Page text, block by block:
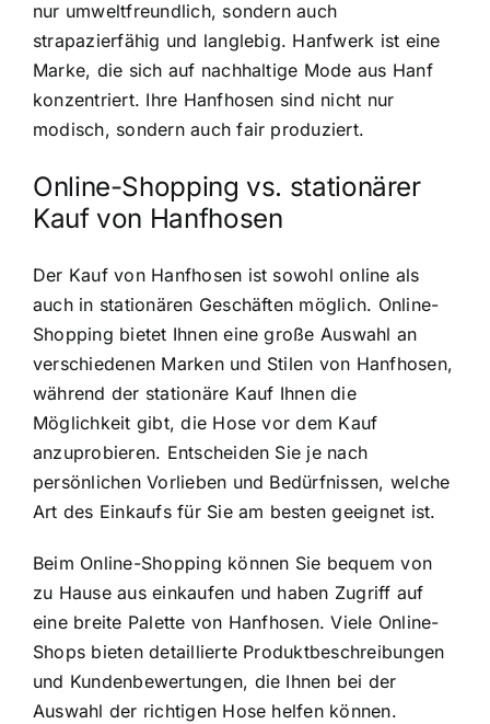
nur umweltfreundlich, sondern auch
strapazierfähig und langlebig. Hanfwerk ist eine
Marke, die sich auf nachhaltige Mode aus Hanf
konzentriert. Ihre Hanfhosen sind nicht nur
modisch, sondern auch fair produziert.
Online-Shopping vs. stationärer
Kauf von Hanfhosen
Der Kauf von Hanfhosen ist sowohl online als
auch in stationären Geschäften möglich. Online-
Shopping bietet Ihnen eine große Auswahl an
verschiedenen Marken und Stilen von Hanfhosen,
während der stationäre Kauf Ihnen die
Möglichkeit gibt, die Hose vor dem Kauf
anzuprobieren. Entscheiden Sie je nach
persönlichen Vorlieben und Bedürfnissen, welche
Art des Einkaufs für Sie am besten geeignet ist.
Beim Online-Shopping können Sie bequem von
zu Hause aus einkaufen und haben Zugriff auf
eine breite Palette von Hanfhosen. Viele Online-
Shops bieten detaillierte Produktbeschreibungen
und Kundenbewertungen, die Ihnen bei der
Auswahl der richtigen Hose helfen können.